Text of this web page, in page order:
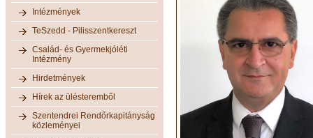
Intézmények
TeSzedd - Pilisszentkereszt
Család- és Gyermekjóléti
Intézmény
Hirdetmények
Hírek az ülésteremből
Szentendrei Rendőrkapitányság
közleményei